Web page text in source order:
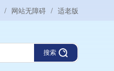
/ 网站无障碍 / 适老版
搜索